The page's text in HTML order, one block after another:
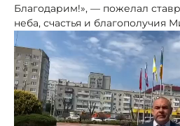
Благодарим!», — пожелал
неба, счастья и благополучия